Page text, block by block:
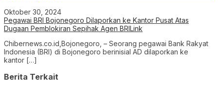
Oktober 30, 2024
Pegawai BRI Bojonegoro Dilaporkan ke Kantor Pusat Atas
Dugaan Pemblokiran Sepihak Agen BRILink
Chibernews.co.id,Bojonegoro, – Seorang pegawai Bank Rakyat
Indonesia (BRI) di Bojonegoro berinisial AD dilaporkan ke
kantor […]
Berita Terkait